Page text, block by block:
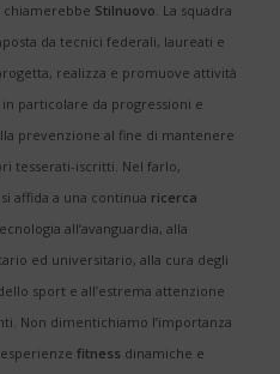
chiamerebbe Stilnuovo. La squadra
da tecnici federali, laureati e
realizza e promuove attività
particolare da progressioni e
prevenzione al fine di mantenere
tesserati-iscritti. Nel farlo,
affida a una continua ricerca
all’avanguardia, alla
ed universitario, alla cura degli
sport e all’estrema attenzione
Non dimentichiamo l’importanza
fitness dinamiche e